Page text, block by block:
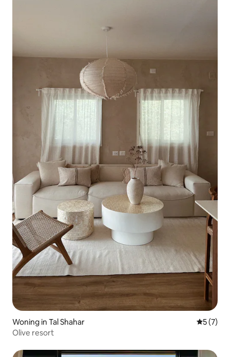
en anderen, dit is een echt speciale
geschiedenis. Het wordt gezocht door
geschiedenis-buffen en kleine groepen,
maar blijft rustig, waardoor een
ontspannende, privé en rustige
omgeving mogelijk is. We vinden het
een opvallend en mooi uitzicht, maar
aarzel niet als je nog vragen hebt.
Woning in Tal Shahar
5 (7)
Olive resort